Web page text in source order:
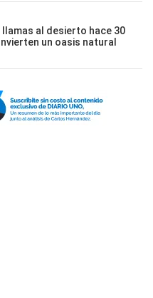
al desierto hace 30
un oasis natural